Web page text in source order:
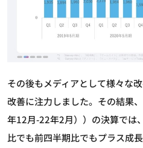
その後もメディアとして様々な
改善に注力しました。その結果
年12月-22年2月））の決算では
比でも前四半期比でもプラス成